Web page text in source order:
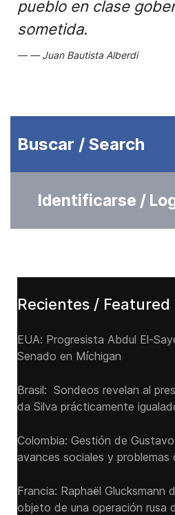
pueblo en clase
sometida.
Juan Bautista Alberdi
Buscar / Search
Identificarse /
Recientes /
EUA: Progresista Abdul El-
Senado ‌en Míchigan
Brasil: Sondeos revelan al
da Silva prácticamente
Colombia: Gestión de
avances sociales y problemas
Francia: Raphaël Glucksmann
objeto de una operación rusa